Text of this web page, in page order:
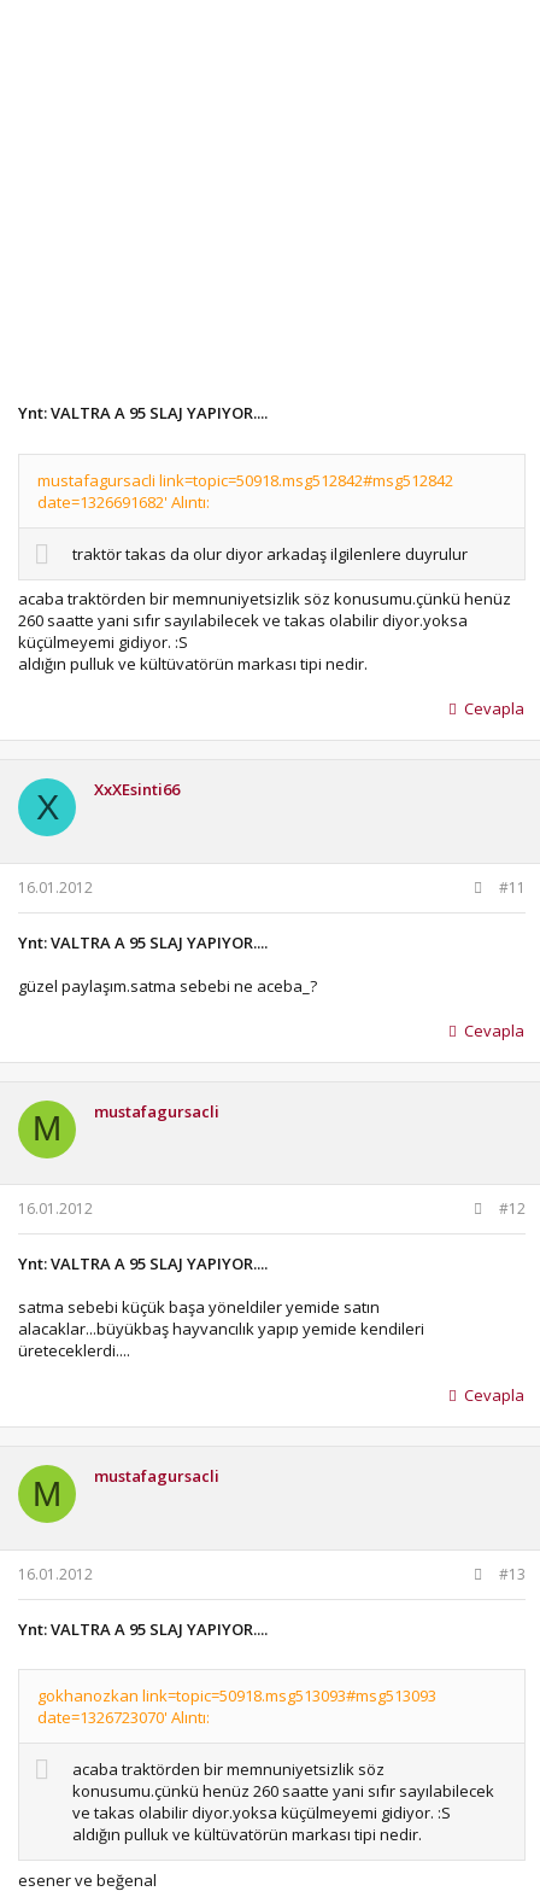
Ynt: VALTRA A 95 SLAJ YAPIYOR....
mustafagursacli link=topic=50918.msg512842#msg512842
date=1326691682' Alıntı:
traktör takas da olur diyor arkadaş ilgilenlere duyrulur
acaba traktörden bir memnuniyetsizlik söz konusumu.çünkü henüz
260 saatte yani sıfır sayılabilecek ve takas olabilir diyor.yoksa
küçülmeyemi gidiyor. :S
aldığın pulluk ve kültüvatörün markası tipi nedir.
Cevapla
X XxXEsinti66
16.01.2012 #11
Ynt: VALTRA A 95 SLAJ YAPIYOR....
güzel paylaşım.satma sebebi ne aceba_?
Cevapla
M mustafagursacli
16.01.2012 #12
Ynt: VALTRA A 95 SLAJ YAPIYOR....
satma sebebi küçük başa yöneldiler yemide satın
alacaklar...büyükbaş hayvancılık yapıp yemide kendileri
üreteceklerdi....
Cevapla
M mustafagursacli
16.01.2012 #13
Ynt: VALTRA A 95 SLAJ YAPIYOR....
gokhanozkan link=topic=50918.msg513093#msg513093
date=1326723070' Alıntı:
acaba traktörden bir memnuniyetsizlik söz
konusumu.çünkü henüz 260 saatte yani sıfır sayılabilecek
ve takas olabilir diyor.yoksa küçülmeyemi gidiyor. :S
aldığın pulluk ve kültüvatörün markası tipi nedir.
esener ve beğenal